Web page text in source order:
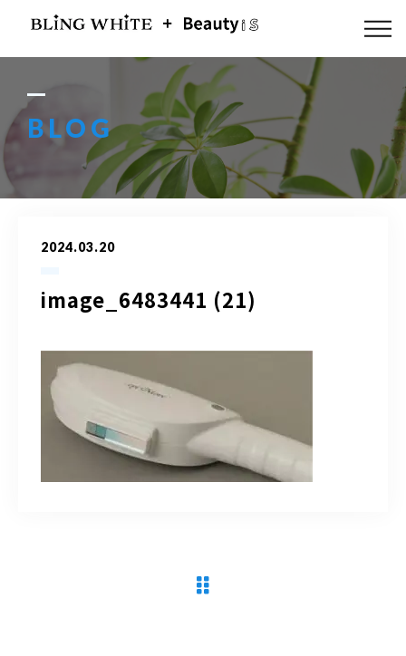
BLOG
2024.03.20
image_6483441 (21)
ABOUT US
FLOW
MENU
ACCESS
090-9859-5917
平日 10：00～21：00
ご予約はこちら